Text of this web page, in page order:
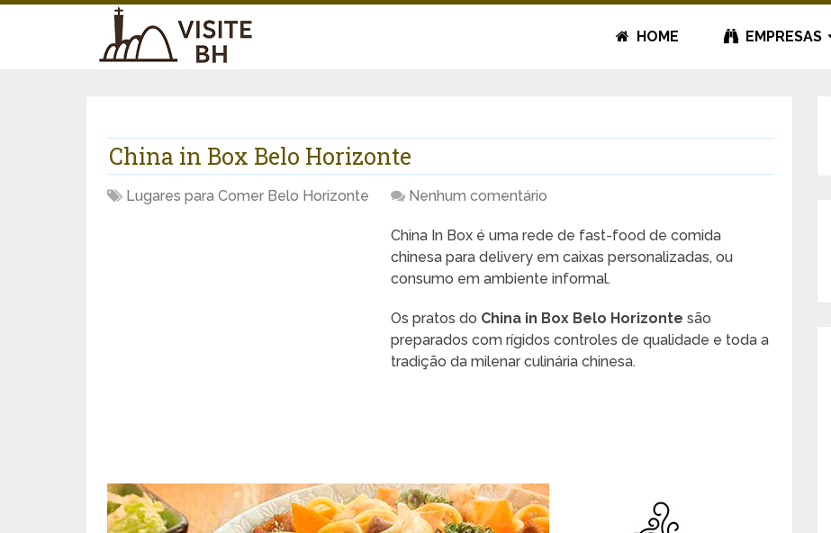
HOME EMPRESAS
China in Box Belo Horizonte
Lugares para Comer Belo Horizonte Nenhum comentário
China In Box é uma rede de fast-food de comida
chinesa para delivery em caixas personalizadas, ou
consumo em ambiente informal.
Os pratos do China in Box Belo Horizonte são
preparados com rígidos controles de qualidade e toda a
tradição da milenar culinária chinesa.